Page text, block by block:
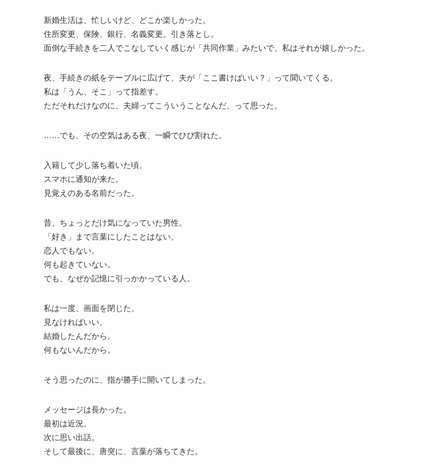
新婚生活は、忙しいけど、どこか楽しかった。
住所変更、保険、銀行、名義変更、引き落とし。
面倒な手続きを二人でこなしていく感じが「共同作業」みたいで、私はそれが嬉しかった。
夜、手続きの紙をテーブルに広げて、夫が「ここ書けばいい？」って聞いてくる。
私は「うん、そこ」って指差す。
ただそれだけなのに、夫婦ってこういうことなんだ、って思った。
……でも、その空気はある夜、一瞬でひび割れた。
入籍して少し落ち着いた頃。
スマホに通知が来た。
見覚えのある名前だった。
昔、ちょっとだけ気になっていた男性。
「好き」まで言葉にしたことはない。
恋人でもない。
何も起きていない。
でも、なぜか記憶に引っかかっている人。
私は一度、画面を閉じた。
見なければいい。
結婚したんだから。
何もないんだから。
そう思ったのに、指が勝手に開いてしまった。
メッセージは長かった。
最初は近況。
次に思い出話。
そして最後に、唐突に、言葉が落ちてきた。